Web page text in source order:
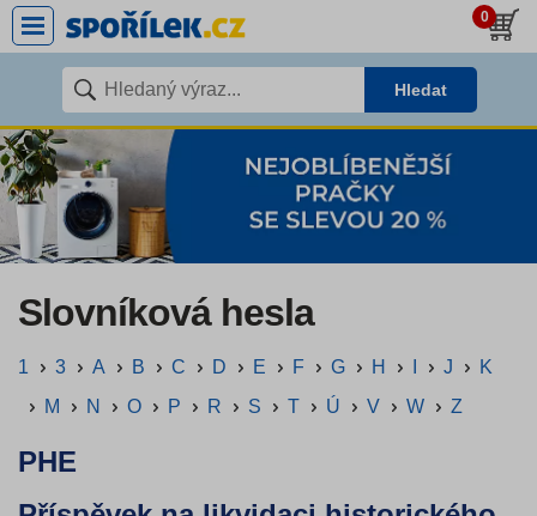
0
Hledat
Slovníková hesla
1 3 A B C D E F G H J
K
M
N O P R S T Ú V W Z
PHE